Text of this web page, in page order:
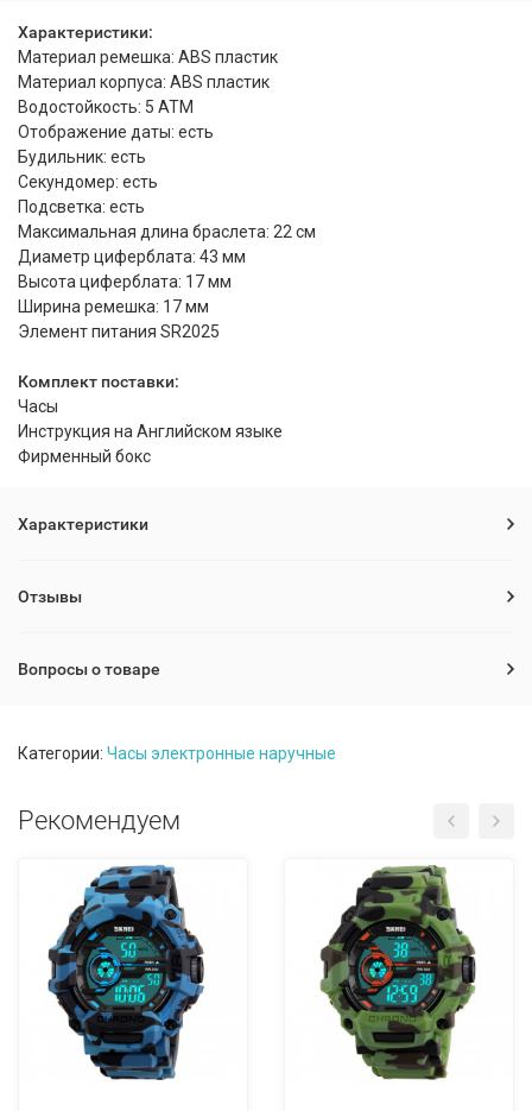
Характеристики:
Материал ремешка: ABS пластик
Материал корпуса: ABS пластик
Водостойкость: 5 АТМ
Отображение даты: есть
Будильник: есть
Секундомер: есть
Подсветка: есть
Максимальная длина браслета: 22 см
Диаметр циферблата: 43 мм
Высота циферблата: 17 мм
Ширина ремешка: 17 мм
Элемент питания SR2025
Комплект поставки:
Часы
Инструкция на Английском языке
Фирменный бокс
Характеристики
Отзывы
Вопросы о товаре
Категории: Часы электронные наручные
Рекомендуем